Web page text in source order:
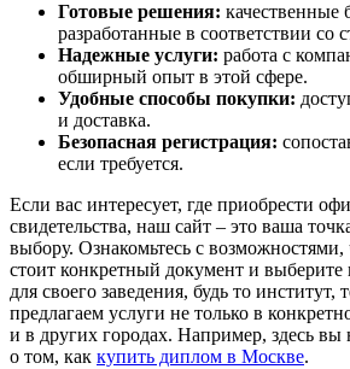
Готовые решения: качественные
разработанные в соответствии со
Надежные услуги: работа с
обширный опыт в этой сфере.
Удобные способы покупки:
и доставка.
Безопасная регистрация:
если требуется.
Если вас интересует, где приобрести
свидетельства, наш сайт – это ваша
выбору. Ознакомьтесь с возможностями,
стоит конкретный документ и выберите
для своего заведения, будь то
предлагаем услуги не только в
и в других городах. Например, здесь
о том, как купить диплом в Москве.